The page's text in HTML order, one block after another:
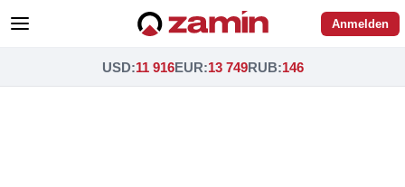
Anmelden
USD:11 916EUR:13 749RUB:146